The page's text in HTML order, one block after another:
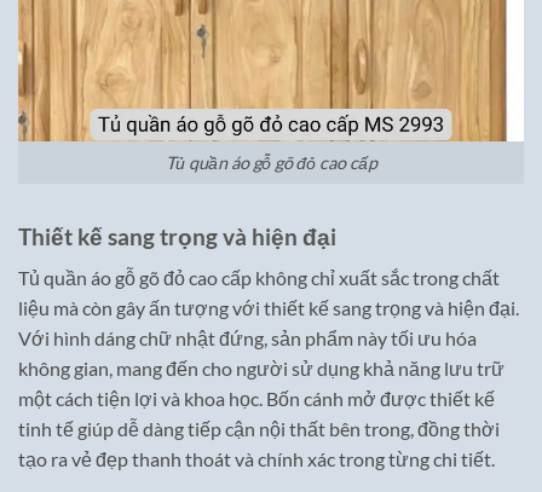
Tủ quần áo gỗ gõ đỏ cao cấp
Thiết kế sang trọng và hiện đại
Tủ quần áo gỗ gõ đỏ cao cấp không chỉ xuất sắc trong chất
liệu mà còn gây ấn tượng với thiết kế sang trọng và hiện đại.
Với hình dáng chữ nhật đứng, sản phẩm này tối ưu hóa
không gian, mang đến cho người sử dụng khả năng lưu trữ
một cách tiện lợi và khoa học. Bốn cánh mở được thiết kế
tinh tế giúp dễ dàng tiếp cận nội thất bên trong, đồng thời
tạo ra vẻ đẹp thanh thoát và chính xác trong từng chi tiết.